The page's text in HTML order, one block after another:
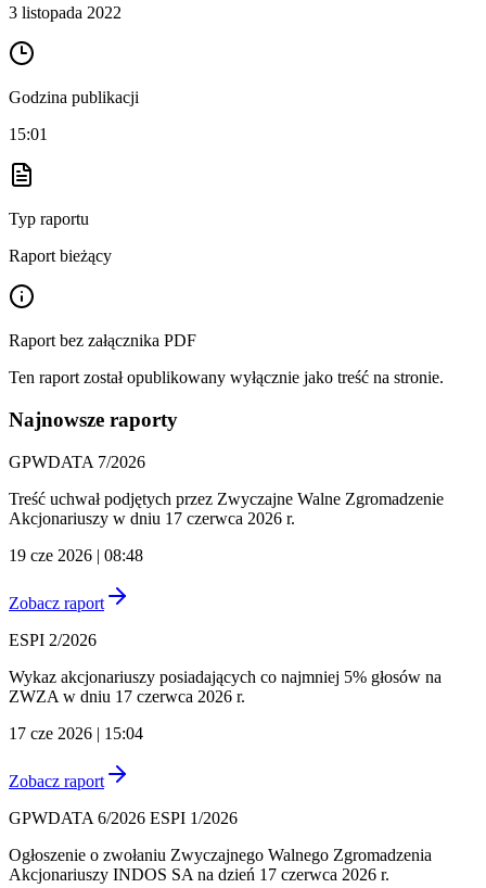
3 listopada 2022
Godzina publikacji
15:01
Typ raportu
Raport bieżący
Raport bez załącznika PDF
Ten raport został opublikowany wyłącznie jako treść na stronie.
Najnowsze raporty
GPWDATA 7/2026
Treść uchwał podjętych przez Zwyczajne Walne Zgromadzenie
Akcjonariuszy w dniu 17 czerwca 2026 r.
19 cze 2026 | 08:48
Zobacz raport
ESPI 2/2026
Wykaz akcjonariuszy posiadających co najmniej 5% głosów na
ZWZA w dniu 17 czerwca 2026 r.
17 cze 2026 | 15:04
Zobacz raport
GPWDATA 6/2026 ESPI 1/2026
Ogłoszenie o zwołaniu Zwyczajnego Walnego Zgromadzenia
Akcjonariuszy INDOS SA na dzień 17 czerwca 2026 r.